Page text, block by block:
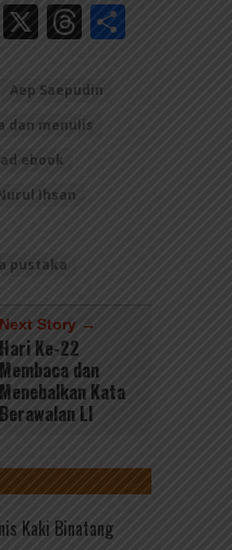
LinkedIn
X Threads
Aep Saepudin
dan menulis
ebook
Ihsan
pustaka
Next Story →
Hari Ke-22
Membaca dan
Menebalkan Kata
Berawalan Ll
Kaki Binatang